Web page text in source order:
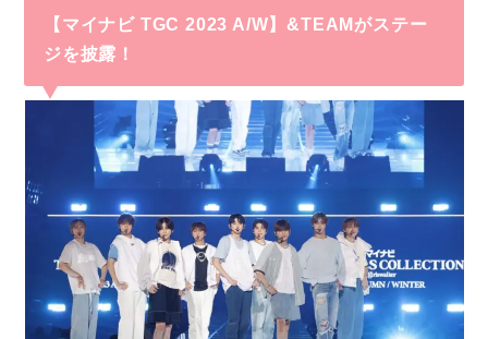
【マイナビ TGC 2023 A/W】&TEAMがステー
ジを披露！